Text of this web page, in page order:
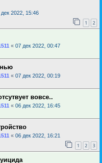
дек 2022, 15:46
1 2
« 07 дек 2022, 00:47
« 07 дек 2022, 00:19
вовсе..
« 06 дек 2022, 16:45
« 06 дек 2022, 16:21
1 2 3